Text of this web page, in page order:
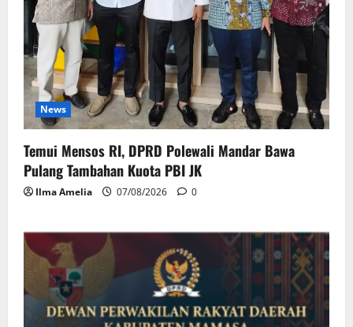
News
Temui Mensos RI, DPRD Polewali Mandar Bawa
Pulang Tambahan Kuota PBI JK
Ilma Amelia 07/08/2026 0